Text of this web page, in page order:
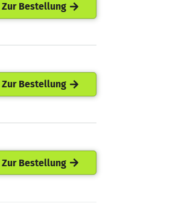
Zur Bestellung
Zur Bestellung
Zur Bestellung